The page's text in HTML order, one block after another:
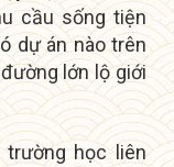
cầu sống tiện
dự án nào trên
lớn lộ giới
trường học liên